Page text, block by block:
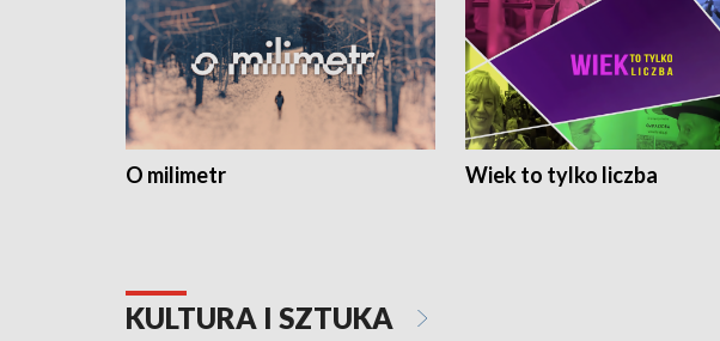
O milimetr Wiek to tylko liczba
KULTURA I SZTUKA